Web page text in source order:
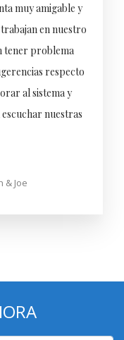
& Joe
muy amigable y
en nuestro
tener problema
respecto
al sistema y
nuestras